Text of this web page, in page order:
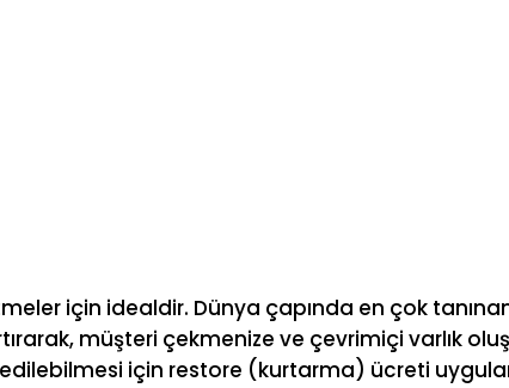
için idealdir. Dünya çapında en çok
müşteri çekmenize ve çevrimiçi varlık
için restore (kurtarma) ücreti